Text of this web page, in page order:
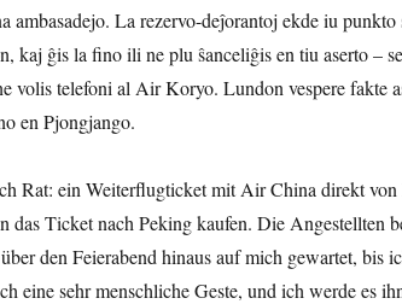
ambasadejo. La rezervo-deĵorantoj ekde iu punkto
kaj ĝis la fino ili ne plu ŝanceliĝis en tiu aserto –
volis telefoni al Air Koryo. Lundon vespere fakte
en Pjongjango.
Rat: ein Weiterflugticket mit Air China direkt von
das Ticket nach Peking kaufen. Die Angestellten
den Feierabend hinaus auf mich gewartet, bis
eine sehr menschliche Geste, und ich werde es